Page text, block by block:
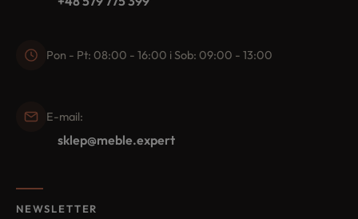
Pon - Pt: 08:00 - 16:00 i Sob: 09:00 - 13:00
E-mail:
sklep@meble.expert
NEWSLETTER